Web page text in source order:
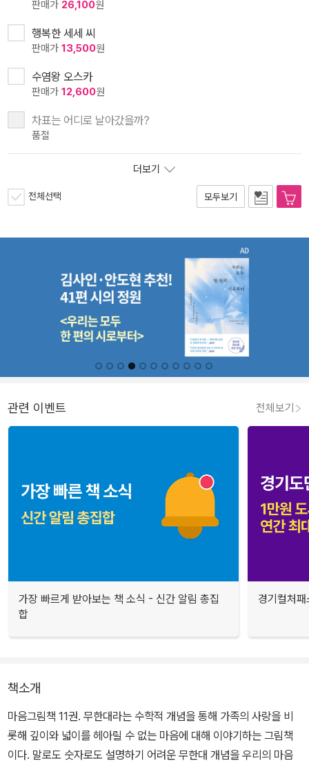
판매가 26,100원
행복한 세세 씨
판매가 13,500원
수염왕 오스카
판매가 12,600원
차표는 어디로 날아갔을까?
품절
더보기
전체선택 모두보기
관련 이벤트 전체보기
가장 빠르게 받아보는 책 소식 - 신간 알림 총집
합
경기컬처
책소개
마음그림책 11권. 무한대라는 수학적 개념을 통해 가족의 사랑을 비
롯해 깊이와 넓이를 헤아릴 수 없는 마음에 대해 이야기하는 그림책
이다. 말로도 숫자로도 설명하기 어려운 무한대 개념을 우리의 마음